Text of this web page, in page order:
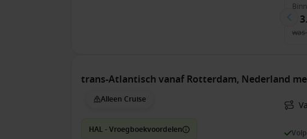
€
was
trans-Atlantisch vanaf Rotterdam, Nederland
Alleen Cruise
HAL - Vroegboekvoordelen